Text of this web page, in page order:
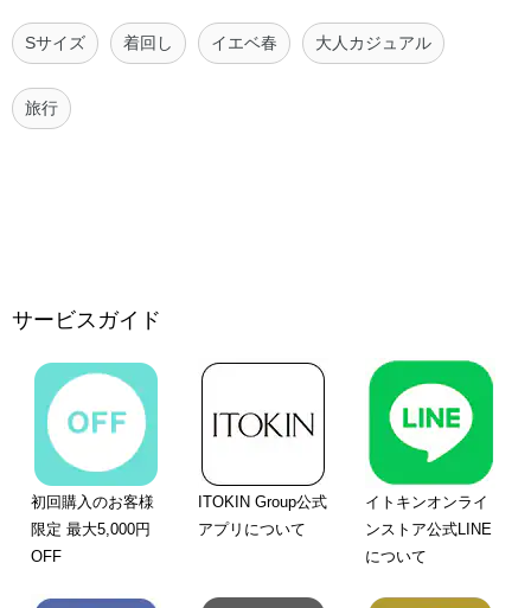
Sサイズ 着回し イエベ春 大人カジュアル
旅行
サービスガイド
初回購入のお客様
限定 最大5,000円
OFF
ITOKIN Group公式
アプリについて
イトキンオンライ
ンストア公式LINE
について